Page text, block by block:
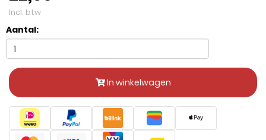
Incl. btw
Aantal:
In winkelwagen